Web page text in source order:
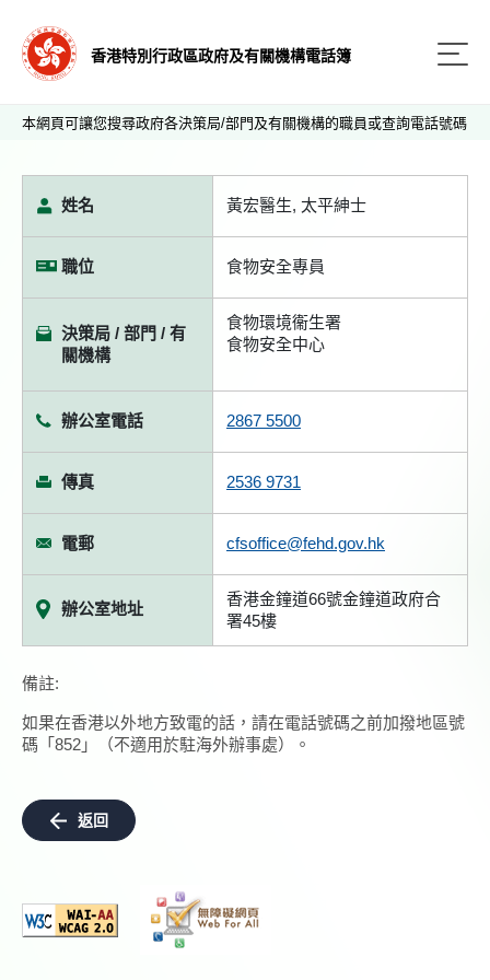
香港特別行政區政府及有關機構電話簿
本網頁可讓您搜尋政府各決策局/部門及有關機構的職員或查詢電話號碼
姓名 黃宏醫生, 太平紳士
職位 食物安全專員
決策局 / 部門 / 有
關機構
食物環境衞生署
食物安全中心
辦公室電話 2867 5500
傳真 2536 9731
電郵 cfsoffice@fehd.gov.hk
辦公室地址
香港金鐘道66號金鐘道政府合
署45樓
備註:
如果在香港以外地方致電的話，請在電話號碼之前加撥地區號
碼「852」（不適用於駐海外辦事處）。
返回